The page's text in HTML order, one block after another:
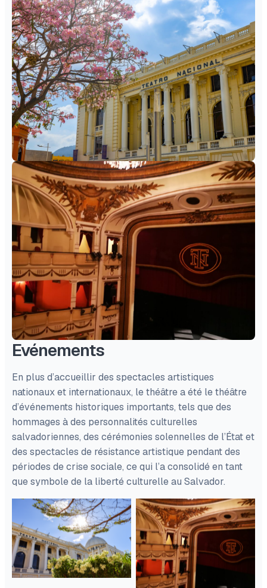
Evénements
En plus d’accueillir des spectacles artistiques
nationaux et internationaux, le théâtre a été le théâtre
d’événements historiques importants, tels que des
hommages à des personnalités culturelles
salvadoriennes, des cérémonies solennelles de l’État et
des spectacles de résistance artistique pendant des
périodes de crise sociale, ce qui l’a consolidé en tant
que symbole de la liberté culturelle au Salvador.